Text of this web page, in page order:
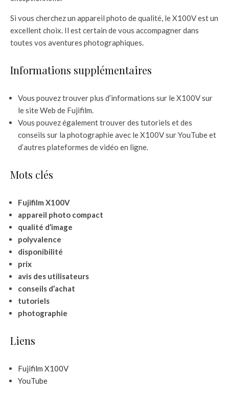
Si vous cherchez un appareil photo de qualité, le X100V est un
excellent choix. Il est certain de vous accompagner dans
toutes vos aventures photographiques.
Informations supplémentaires
Vous pouvez trouver plus d’informations sur le X100V sur
le site Web de Fujifilm.
Vous pouvez également trouver des tutoriels et des
conseils sur la photographie avec le X100V sur YouTube et
d’autres plateformes de vidéo en ligne.
Mots clés
Fujifilm X100V
appareil photo compact
qualité d’image
polyvalence
disponibilité
prix
avis des utilisateurs
conseils d’achat
tutoriels
photographie
Liens
Fujifilm X100V
YouTube